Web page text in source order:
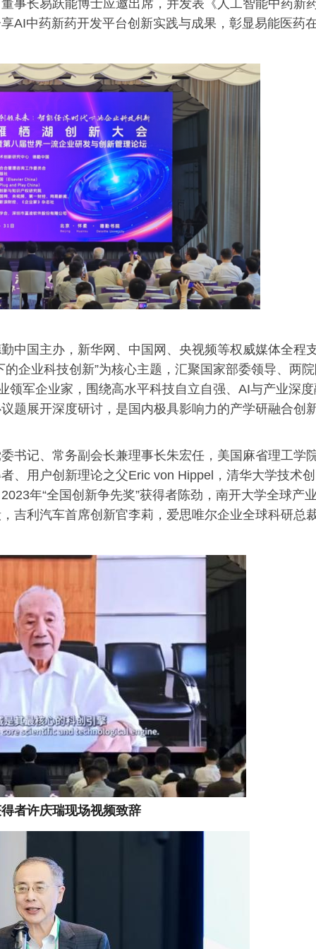
事长易跃能博士应邀出席，并发表《人工智能中药新
AI中药新药开发平台创新实践与成果，彰显易能医药
中国主办，新华网、中国网、央视频等权威媒体全程
企业科技创新”为核心主题，汇聚国家部委领导、两
领军企业家，围绕高水平科技自立自强、AI与产业深
题展开深度研讨，是国内极具影响力的产学研融合创
书记、常务副会长兼理事长朱宏任，美国麻省理工学
、用户创新理论之父Eric von Hippel，清华大学技术创
年“全国创新争先奖”获得者陈劲，南开大学全球产
吉利汽车首席创新官李莉，爱思唯尔企业全球科研总
者许庆瑞现场视频致辞